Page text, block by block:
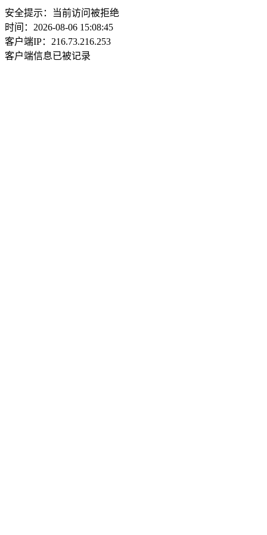
安全提示：当前访问被拒绝
时间：2026-08-06 15:08:45
客户端IP：216.73.216.253
客户端信息已被记录